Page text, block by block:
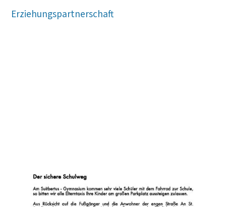
Erziehungspartnerschaft